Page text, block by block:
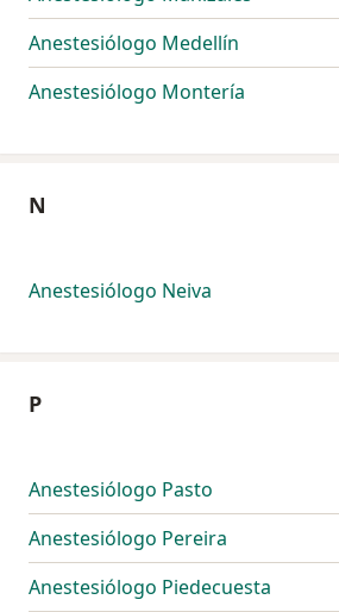
Anestesiólogo Medellín
Anestesiólogo Montería
N
Anestesiólogo Neiva
P
Anestesiólogo Pasto
Anestesiólogo Pereira
Anestesiólogo Piedecuesta